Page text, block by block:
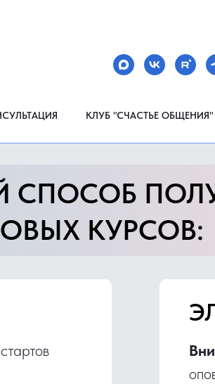
КЛУБ "СЧАСТЬЕ ОБЩЕНИЯ"
СПОСОБ
КУРСОВ: